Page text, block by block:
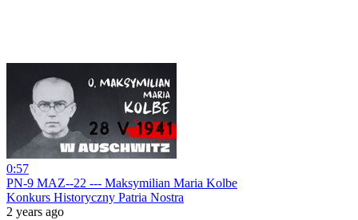
0:57
PN-9 MAZ--22 --- Maksymilian Maria Kolbe
Konkurs Historyczny Patria Nostra
2 years ago